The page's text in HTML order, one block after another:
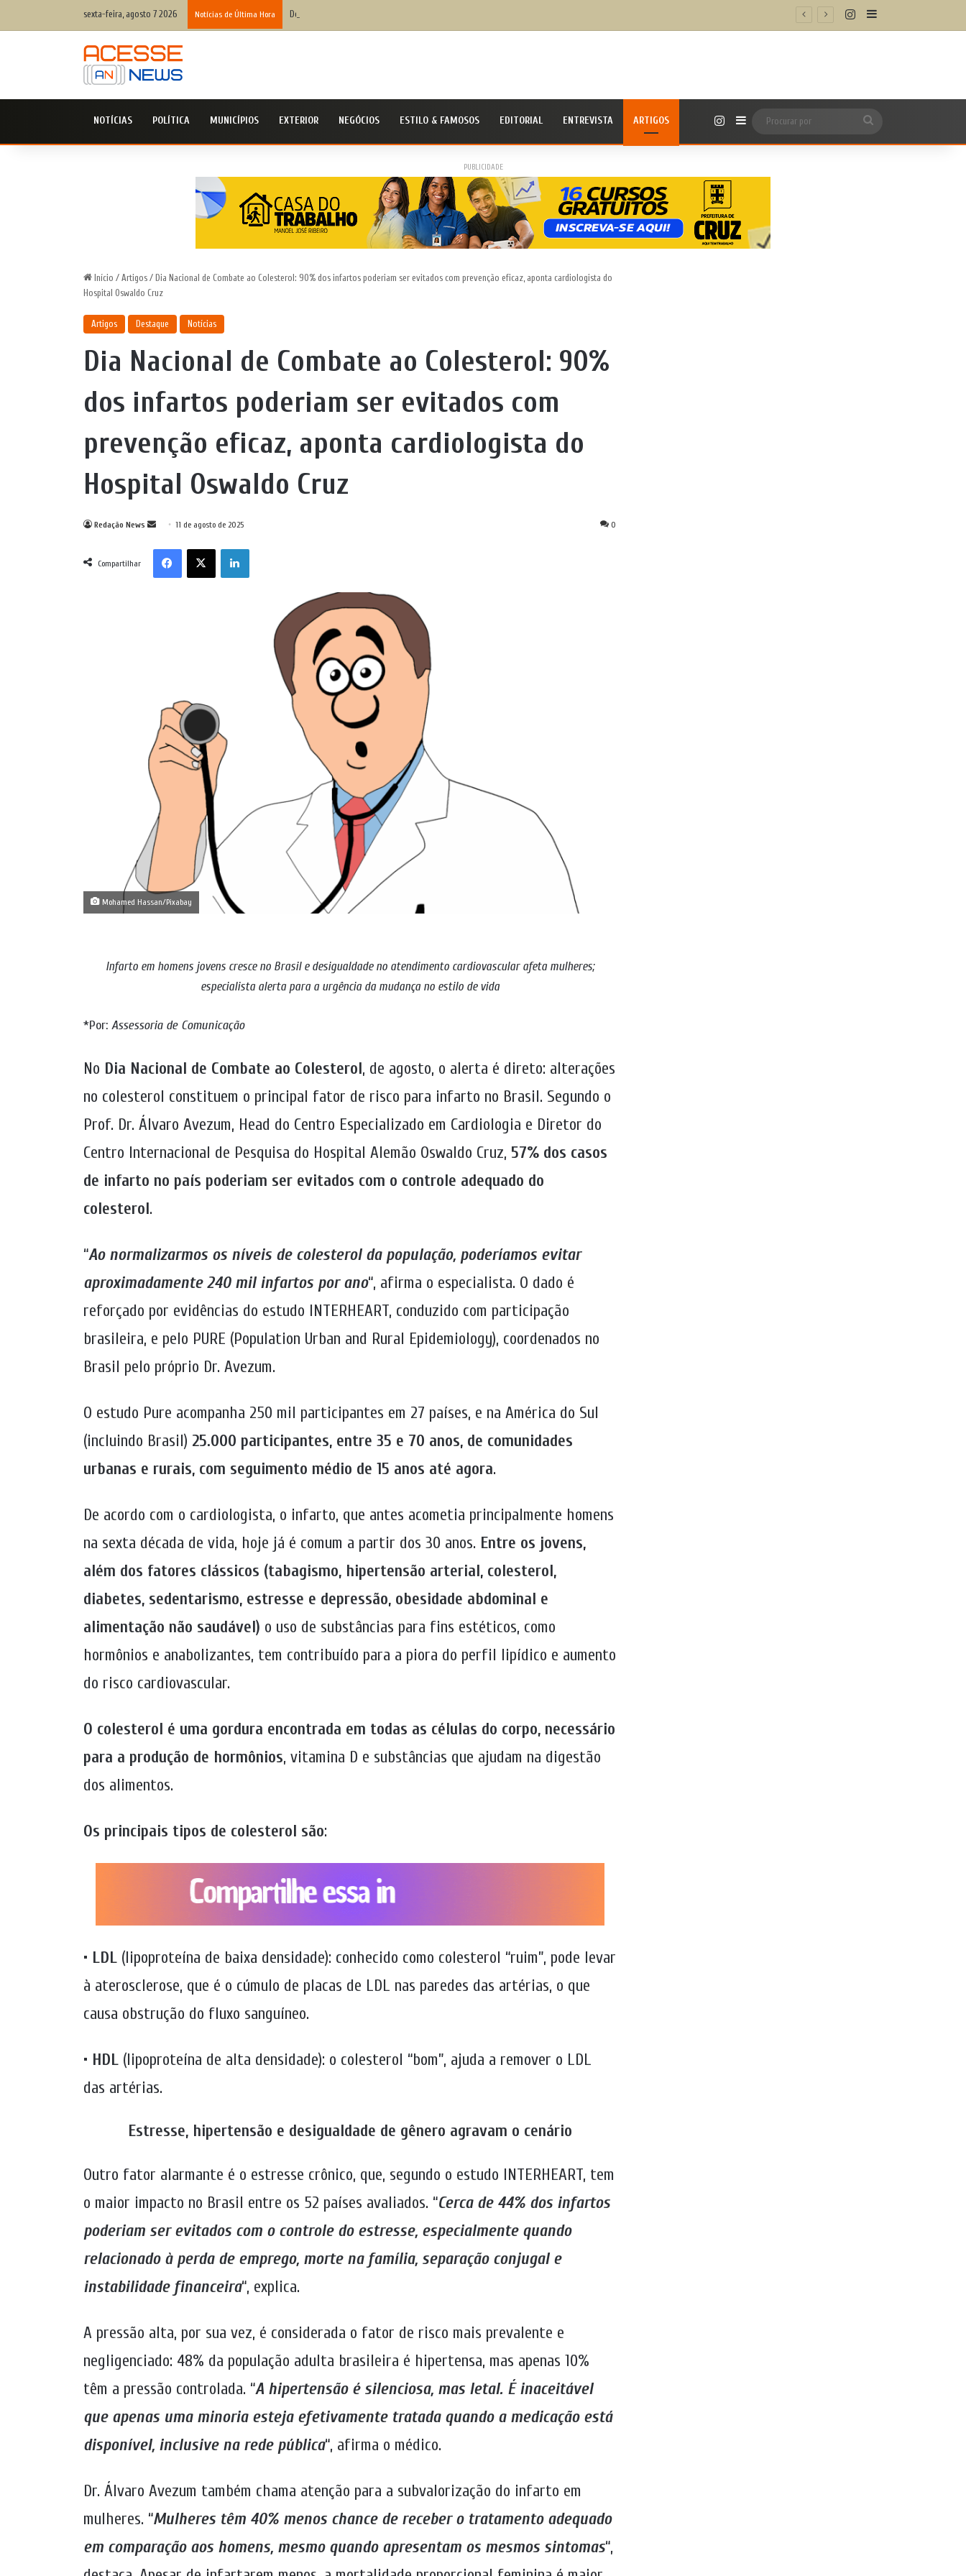
sexta-feira, agosto 7 2026 Notícias de Última Hora Defesa Civil Nacional alerta população para chegada do ciclone bomba ‘ventos superiores a 100 km/h’ InstagramBarra Lateral
NOTÍCIAS POLÍTICA MUNICÍPIOS EXTERIOR NEGÓCIOS ESTILO & FAMOSOS EDITORIAL ENTREVISTA ARTIGOS InstagramBarra Lateral
por
PUBLICIDADE
Início / Artigos / Dia Nacional de Combate ao Colesterol: 90% dos infartos poderiam ser evitados com prevenção eficaz, aponta cardiologista do
Hospital Oswaldo Cruz
Artigos Destaque Notícias
Dia Nacional de Combate ao Colesterol: 90%
dos infartos poderiam ser evitados com
prevenção eficaz, aponta cardiologista do
Hospital Oswaldo Cruz
Redação News
Mande
mail
11 de agosto de 2025 0
Compartilhar
FacebookX Linkedin
Mohamed Hassan/Pixabay
Infarto em homens jovens cresce no Brasil e desigualdade no atendimento cardiovascular afeta mulheres;
especialista alerta para a urgência da mudança no estilo de vida
*Por: Assessoria de Comunicação
No Dia Nacional de Combate ao Colesterol, de agosto, o alerta é direto: alterações
no colesterol constituem o principal fator de risco para infarto no Brasil. Segundo o
Prof. Dr. Álvaro Avezum, Head do Centro Especializado em Cardiologia e Diretor do
Centro Internacional de Pesquisa do Hospital Alemão Oswaldo Cruz, 57% dos casos
de infarto no país poderiam ser evitados com o controle adequado do
colesterol.
“Ao normalizarmos os níveis de colesterol da população, poderíamos evitar
aproximadamente 240 mil infartos por ano“, afirma o especialista. O dado é
reforçado por evidências do estudo INTERHEART, conduzido com participação
brasileira, e pelo PURE (Population Urban and Rural Epidemiology), coordenados no
Brasil pelo próprio Dr. Avezum.
O estudo Pure acompanha 250 mil participantes em 27 países, e na América do Sul
(incluindo Brasil) 25.000 participantes, entre 35 e 70 anos, de comunidades
urbanas e rurais, com seguimento médio de 15 anos até agora.
De acordo com o cardiologista, o infarto, que antes acometia principalmente homens
na sexta década de vida, hoje já é comum a partir dos 30 anos. Entre os jovens,
além dos fatores clássicos (tabagismo, hipertensão arterial, colesterol,
diabetes, sedentarismo, estresse e depressão, obesidade abdominal e
alimentação não saudável) o uso de substâncias para fins estéticos, como
hormônios e anabolizantes, tem contribuído para a piora do perfil lipídico e aumento
do risco cardiovascular.
O colesterol é uma gordura encontrada em todas as células do corpo, necessário
para a produção de hormônios, vitamina D e substâncias que ajudam na digestão
dos alimentos.
Os principais tipos de colesterol são:
• LDL(lipoproteína de baixa densidade): conhecido como colesterol “ruim”, pode levar
à aterosclerose, que é o cúmulo de placas de LDL nas paredes das artérias, o que
causa obstrução do fluxo sanguíneo.
• HDL(lipoproteína de alta densidade): o colesterol “bom”, ajuda a remover o LDL
das artérias.
Estresse, hipertensão e desigualdade de gênero agravam o cenário
Outro fator alarmante é o estresse crônico, que, segundo o estudo INTERHEART, tem
o maior impacto no Brasil entre os 52 países avaliados. “Cerca de 44% dos infartos
poderiam ser evitados com o controle do estresse, especialmente quando
relacionado à perda de emprego, morte na família, separação conjugal e
instabilidade financeira“, explica.
A pressão alta, por sua vez, é considerada o fator de risco mais prevalente e
negligenciado: 48% da população adulta brasileira é hipertensa, mas apenas 10%
têm a pressão controlada. “A hipertensão é silenciosa, mas letal. É inaceitável
que apenas uma minoria esteja efetivamente tratada quando a medicação está
disponível, inclusive na rede pública“, afirma o médico.
Dr. Álvaro Avezum também chama atenção para a subvalorização do infarto em
mulheres. “Mulheres têm 40% menos chance de receber o tratamento adequado
em comparação aos homens, mesmo quando apresentam os mesmos sintomas“,